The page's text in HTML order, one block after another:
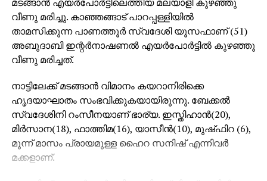
വീണു മരിച്ചു. കാഞ്ഞങ്ങാട് പാറപ്പള്ളിയിൽ
താമസിക്കുന്ന പാണത്തൂർ സ്വദേശി യൂസഫാണ് (51)
അബുദാബി ഇന്റർനാഷണൽ എയർപോർട്ടിൽ കുഴഞ്ഞു
വീണു മരിച്ചത്.
നാട്ടിലേക്ക് മടങ്ങാൻ വിമാനം കയറാനിരിക്കെ
ഹൃദയാഘാതം സംഭവിക്കുകയായിരുന്നു. ബേക്കൽ
സ്വദേശിനി റംസീനയാണ് ഭാര്യ. ഇസ്തിഹാൻ(20),
മിർസാന(18), ഫാത്തിമ(16), യാസീൻ(10), മുഷ്‌ഫിറ (6),
മൂന്ന് മാസം പ്രായമുള്ള ഹൈറ സനിഷ് എന്നിവർ
മക്കളാണ്.